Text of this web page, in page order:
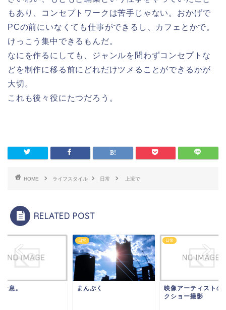
もあり、コンセプトワークは苦手じゃない。おかげで
PCの前にいなくても仕事ができるし、カフェとかで。
けっこう集中できるもんだ。
なにを作るにしても、ジャンルを問わずコンセプトな
どを制作に移る前にどれだけツメることができるかが
大切。
これも後々役にたつだろう。
HOME ライフスタイル 日常 上流で
RELATED POST
息。
日常
まんぷく
日常
映像アーティストの
クショー撮影